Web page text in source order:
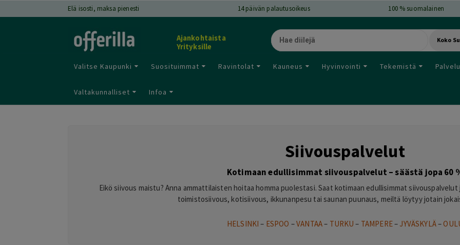
Elä isosti, maksa pienesti 14päivän palautusoikeus 100 % suomalainen
Ajankohtaista
Yrityksille
Koko
Valitse Kaupunki Suosituimmat Ravintolat Kauneus Hyvinvointi Tekemistä
Valtakunnalliset Infoa
Siivouspalvelut
Kotimaan edullisimmat siivouspalvelut – säästä jopa 60
Eikö siivous maistu? Anna ammattilaisten hoitaa homma puolestasi. Saat kotimaan edullisimmat
toimistosiivous, kotisiivous, ikkunanpesu tai saunan puunaus, meiltä löytyy jotain
HELSINKI – ESPOO –VANTAA– TURKU – TAMPERE– JYVÄSKYLÄ–